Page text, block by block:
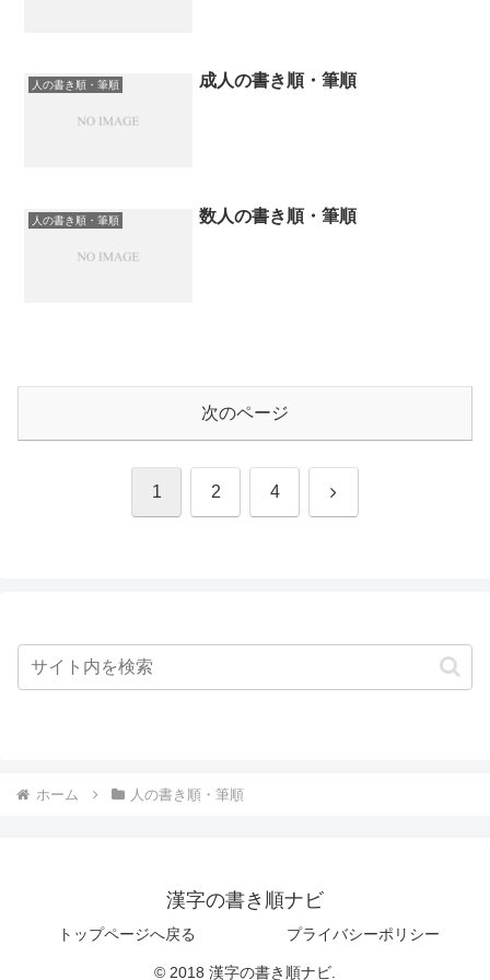
人の書き順・筆順 成人の書き順・筆順
人の書き順・筆順 数人の書き順・筆順
次のページ
1 2 4 次
ホーム 人の書き順・筆順
漢字の書き順ナビ
トップページへ戻る プライバシーポリシー
© 2018 漢字の書き順ナビ.